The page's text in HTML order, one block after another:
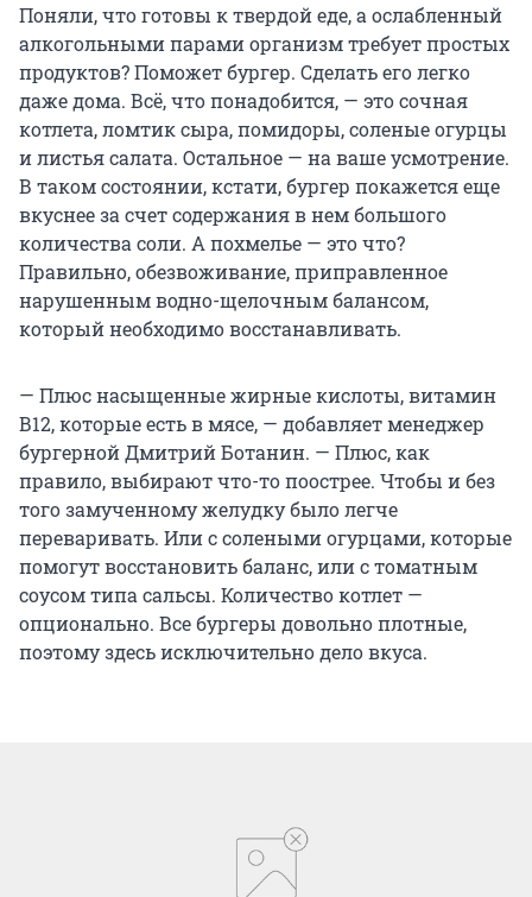
Поняли, что готовы к твердой еде, а ослабленный
алкогольными парами организм требует простых
продуктов? Поможет бургер. Сделать его легко
даже дома. Всё, что понадобится, — это сочная
котлета, ломтик сыра, помидоры, соленые огурцы
и листья салата. Остальное — на ваше усмотрение.
В таком состоянии, кстати, бургер покажется еще
вкуснее за счет содержания в нем большого
количества соли. А похмелье — это что?
Правильно, обезвоживание, приправленное
нарушенным водно-щелочным балансом,
который необходимо восстанавливать.
— Плюс насыщенные жирные кислоты, витамин
В12, которые есть в мясе, — добавляет менеджер
бургерной Дмитрий Ботанин. — Плюс, как
правило, выбирают что-то поострее. Чтобы и без
того замученному желудку было легче
переваривать. Или с солеными огурцами, которые
помогут восстановить баланс, или с томатным
соусом типа сальсы. Количество котлет —
опционально. Все бургеры довольно плотные,
поэтому здесь исключительно дело вкуса.